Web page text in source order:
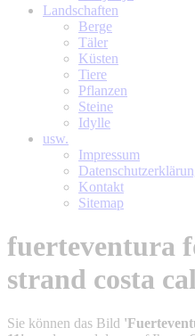
Landschaften
Berge
Täler
Küsten
Tiere
Pflanzen
Steine
Idylle
usw.
Impressum
Kontakt
Sitemap
fuerteventura
strand costa
Sie können das Bild